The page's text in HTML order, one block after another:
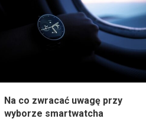
Na co zwracać uwagę przy
wyborze smartwatcha